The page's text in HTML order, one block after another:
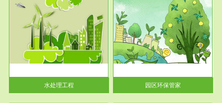
水处理工程
服务范围
园区环保管家
2016 年 4 月，环保部下发《关
于积极发挥环境保护作用促进供
给侧结...
园区环保管家